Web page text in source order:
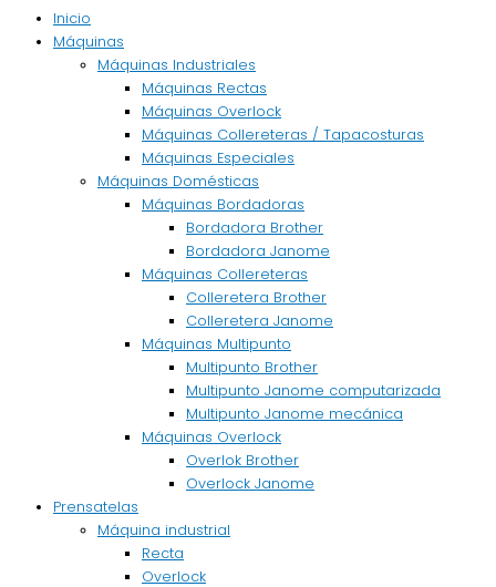
Inicio
Máquinas
Máquinas Industriales
Máquinas Rectas
Máquinas Overlock
Máquinas Collereteras / Tapacosturas
Máquinas Especiales
Máquinas Domésticas
Máquinas Bordadoras
Bordadora Brother
Bordadora Janome
Máquinas Collereteras
Colleretera Brother
Colleretera Janome
Máquinas Multipunto
Multipunto Brother
Multipunto Janome computarizada
Multipunto Janome mecánica
Máquinas Overlock
Overlok Brother
Overlock Janome
Prensatelas
Máquina industrial
Recta
Overlock